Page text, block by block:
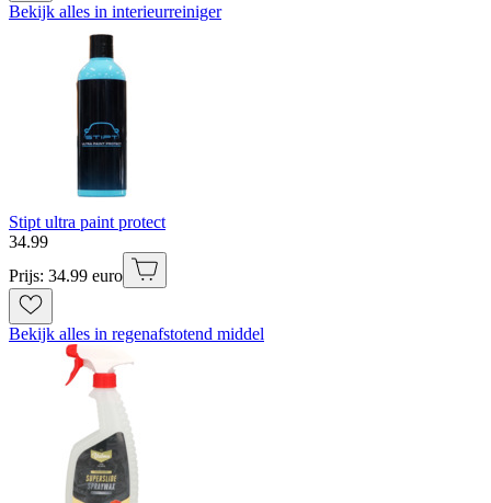
Bekijk alles in interieurreiniger
Stipt ultra paint protect
34.99
Prijs: 34.99 euro
Bekijk alles in regenafstotend middel